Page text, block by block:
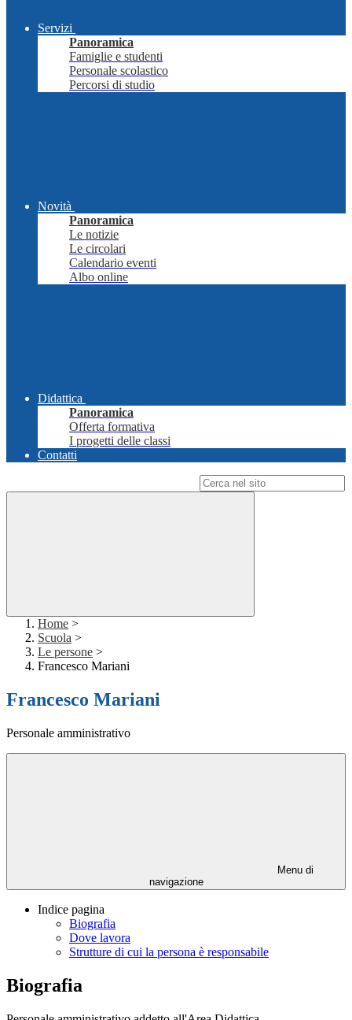
Servizi
Panoramica
Famiglie e studenti
Personale scolastico
Percorsi di studio
Novità
Panoramica
Le notizie
Le circolari
Calendario eventi
Albo online
Didattica
Panoramica
Offerta formativa
I progetti delle classi
Contatti
Home >
Scuola >
Le persone >
Francesco Mariani
Francesco Mariani
Personale amministrativo
Menu di
navigazione
Indice pagina
Biografia
Dove lavora
Strutture di cui la persona è responsabile
Biografia